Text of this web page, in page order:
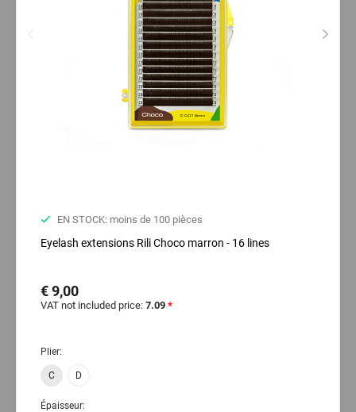
EN STOCK: moins de 100 pièces
Eyelash extensions Rili Choco marron - 16 lines
€ 9,00
VAT not included price: 7.09 *
Plier:
C D
Épaisseur: